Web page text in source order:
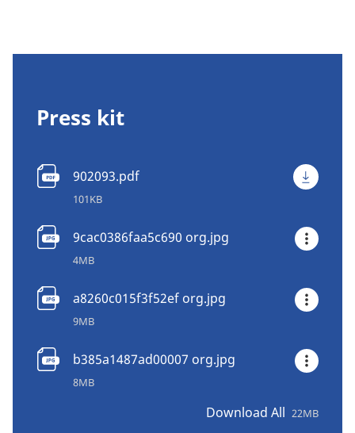
Press kit
902093.pdf
101KB
9cac0386faa5c690 org.jpg
4MB
a8260c015f3f52ef org.jpg
9MB
b385a1487ad00007 org.jpg
8MB
Download All 22MB